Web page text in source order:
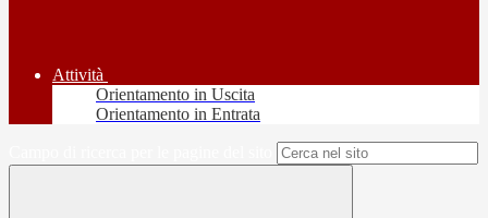
Attività
Orientamento in Uscita
Orientamento in Entrata